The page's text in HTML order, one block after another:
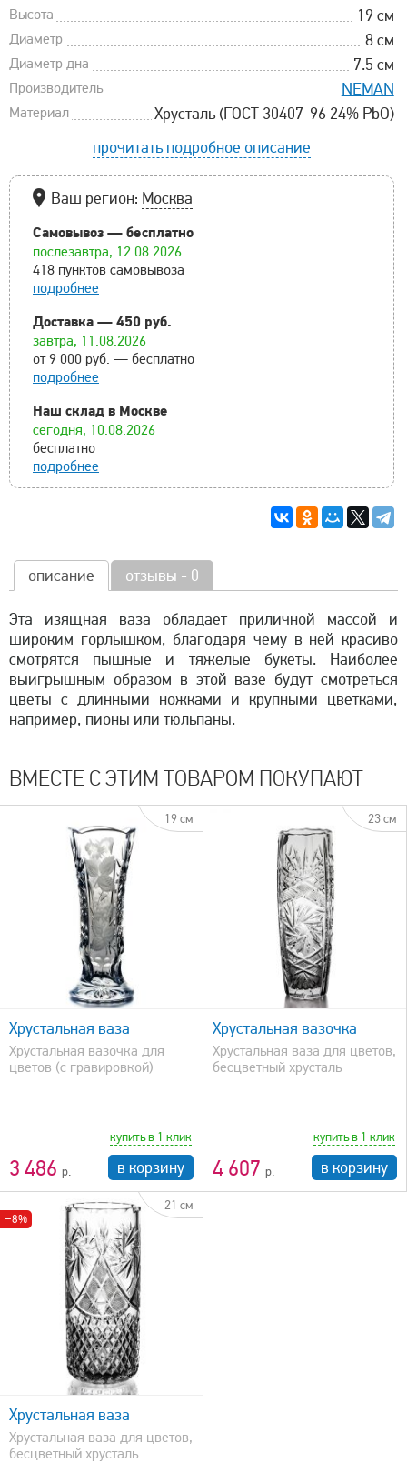
Высота 19 см
Диаметр 8 см
Диаметр дна 7.5 см
Производитель NEMAN
Материал
Хрусталь (ГОСТ 30407-96 24% PbO)
прочитать подробное описание
Ваш регион: Москва
Самовывоз — бесплатно
послезавтра, 12.08.2026
418 пунктов самовывоза
подробнее
Доставка — 450 руб.
завтра, 11.08.2026
от 9 000 руб. — бесплатно
подробнее
Наш склад в Москве
сегодня, 10.08.2026
бесплатно
подробнее
описание отзывы - 0
Эта изящная ваза обладает приличной массой и
широким горлышком, благодаря чему в ней красиво
смотрятся пышные и тяжелые букеты. Наиболее
выигрышным образом в этой вазе будут смотреться
цветы с длинными ножками и крупными цветками,
например, пионы или тюльпаны.
ВМЕСТЕ С ЭТИМ ТОВАРОМ ПОКУПАЮТ
19 см
Хрустальная ваза
Хрустальная вазочка для
цветов (с гравировкой)
3 486
купить в 1 клик
в корзину
23 см
быстрый просмотр
Хрустальная вазочка
Хрустальная ваза для цветов,
бесцветный хрусталь
4 607
купить в 1 клик
в корзину
−8%
21 см
Хрустальная ваза
Хрустальная ваза для цветов,
бесцветный хрусталь